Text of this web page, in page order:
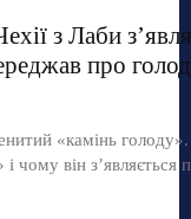
з Лаби
про голод
«камінь
він з’являється